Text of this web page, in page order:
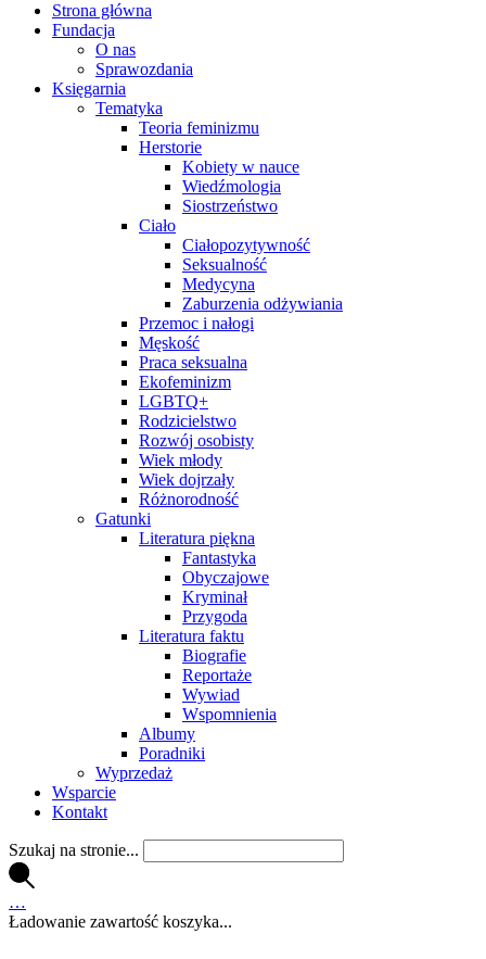
Strona główna
Fundacja
O nas
Sprawozdania
Księgarnia
Tematyka
Teoria feminizmu
Herstorie
Kobiety w nauce
Wiedźmologia
Siostrzeństwo
Ciało
Ciałopozytywność
Seksualność
Medycyna
Zaburzenia odżywiania
Przemoc i nałogi
Męskość
Praca seksualna
Ekofeminizm
LGBTQ+
Rodzicielstwo
Rozwój osobisty
Wiek młody
Wiek dojrzały
Różnorodność
Gatunki
Literatura piękna
Fantastyka
Obyczajowe
Kryminał
Przygoda
Literatura faktu
Biografie
Reportaże
Wywiad
Wspomnienia
Albumy
Poradniki
Wyprzedaż
Wsparcie
Kontakt
Szukaj na stronie...
…
Ładowanie zawartość koszyka...